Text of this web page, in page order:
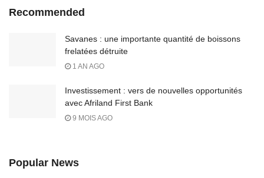
Recommended
Savanes : une importante quantité de boissons
frelatées détruite
1 AN AGO
Investissement : vers de nouvelles opportunités
avec Afriland First Bank
9 MOIS AGO
Popular News